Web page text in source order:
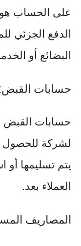
على الحساب
الدفع الجزئي
البضائع أو
حسابات القبض:
حسابات القبض
لشركة للحصول
يتم تسليمها أو
العملاء بعد.
المصاريف